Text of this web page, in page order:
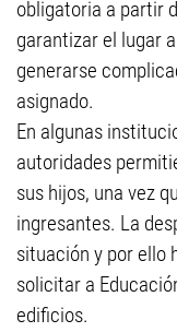
obligatoria a partir
garantizar el lugar
generarse
asignado.
En algunas
autoridades
sus hijos, una vez
ingresantes. La
situación y por ello
solicitar a
edificios.